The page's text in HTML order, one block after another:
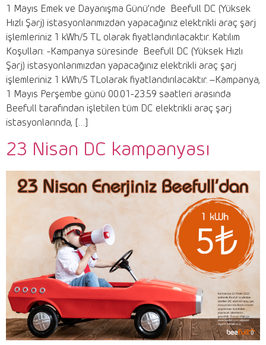
1 Mayıs Emek ve Dayanışma Günü’nde Beefull DC (Yüksek
Hızlı Şarj) istasyonlarımızdan yapacağınız elektrikli araç şarj
işlemleriniz 1 kWh/5 TL olarak fiyatlandırılacaktır. Katılım
Koşulları: -Kampanya süresinde Beefull DC (Yüksek Hızlı
Şarj) istasyonlarımızdan yapacağınız elektrikli araç şarj
işlemleriniz 1 kWh/5 TLolarak fiyatlandırılacaktır. –Kampanya,
1 Mayıs Perşembe günü 00.01-23.59 saatleri arasında
Beefull tarafından işletilen tüm DC elektrikli araç şarj
istasyonlarında, […]
23 Nisan DC kampanyası